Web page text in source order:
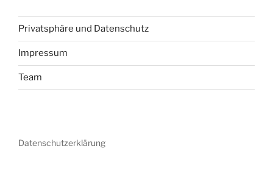
Privatsphäre und Datenschutz
Impressum
Team
Datenschutzerklärung